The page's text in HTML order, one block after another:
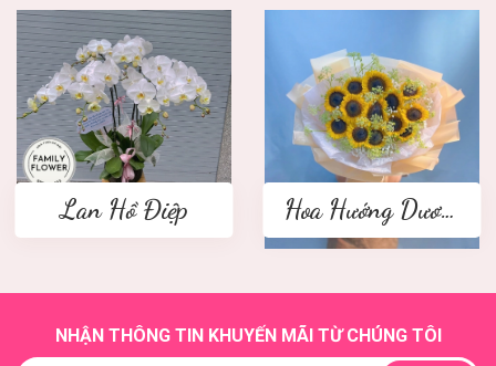
Lan Hồ Điệp Hoa Hướng Dương
NHẬN THÔNG TIN KHUYẾN MÃI TỪ CHÚNG TÔI